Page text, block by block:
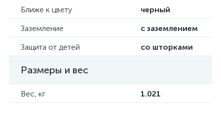
Ближе к цвету
черный
Заземление
с заземлением
Защита от детей
со шторками
Размеры и вес
Вес, кг 1.021